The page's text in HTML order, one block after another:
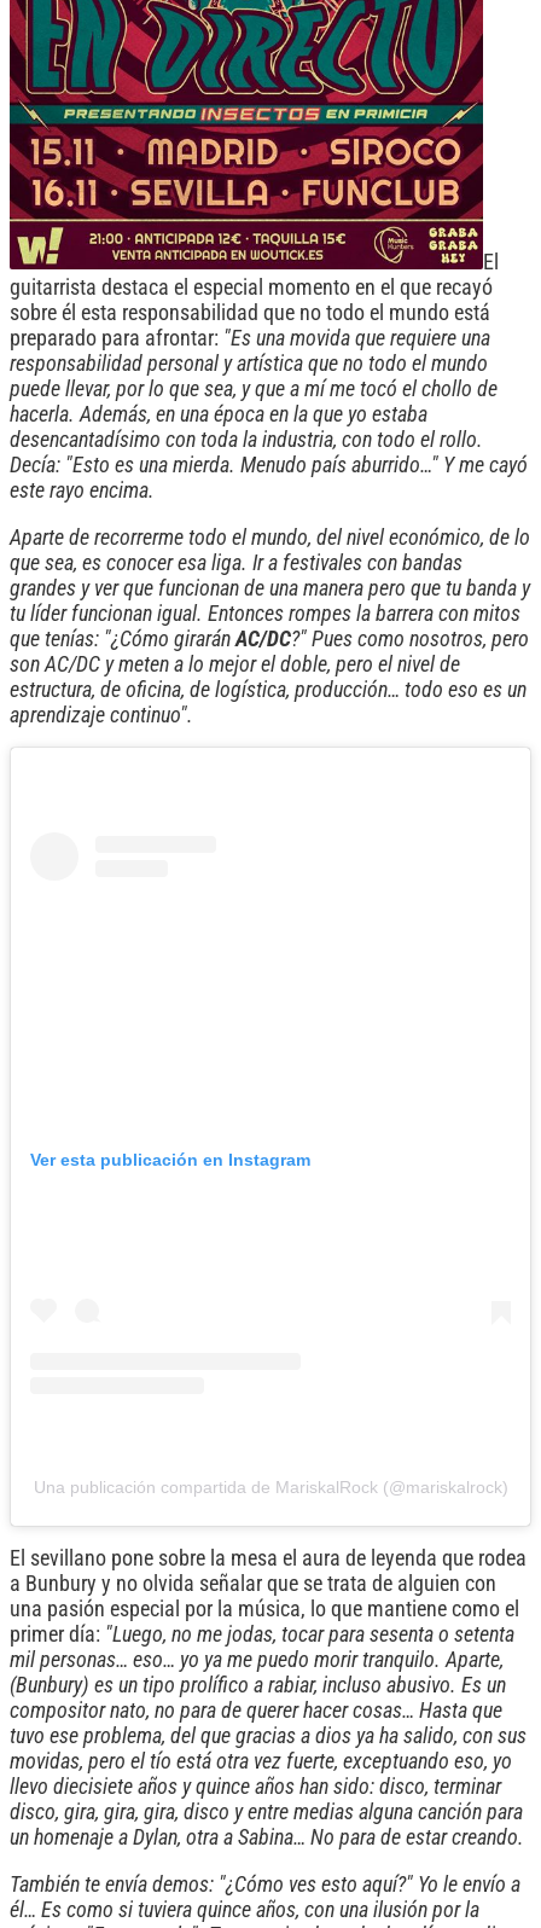
El
guitarrista destaca el especial momento en el que recayó
sobre él esta responsabilidad que no todo el mundo está
preparado para afrontar: "Es una movida que requiere una
responsabilidad personal y artística que no todo el mundo
puede llevar, por lo que sea, y que a mí me tocó el chollo de
hacerla. Además, en una época en la que yo estaba
desencantadísimo con toda la industria, con todo el rollo.
Decía: "Esto es una mierda. Menudo país aburrido…" Y me cayó
este rayo encima.
Aparte de recorrerme todo el mundo, del nivel económico, de lo
que sea, es conocer esa liga. Ir a festivales con bandas
grandes y ver que funcionan de una manera pero que tu banda y
tu líder funcionan igual. Entonces rompes la barrera con mitos
que tenías: "¿Cómo girarán AC/DC?" Pues como nosotros, pero
son AC/DC y meten a lo mejor el doble, pero el nivel de
estructura, de oficina, de logística, producción… todo eso es un
aprendizaje continuo".
Ver esta publicación en Instagram
Una publicación compartida de MariskalRock (@mariskalrock)
El sevillano pone sobre la mesa el aura de leyenda que rodea
a Bunbury y no olvida señalar que se trata de alguien con
una pasión especial por la música, lo que mantiene como el
primer día: "Luego, no me jodas, tocar para sesenta o setenta
mil personas… eso… yo ya me puedo morir tranquilo. Aparte,
(Bunbury) es un tipo prolífico a rabiar, incluso abusivo. Es un
compositor nato, no para de querer hacer cosas… Hasta que
tuvo ese problema, del que gracias a dios ya ha salido, con sus
movidas, pero el tío está otra vez fuerte, exceptuando eso, yo
llevo diecisiete años y quince años han sido: disco, terminar
disco, gira, gira, gira, disco y entre medias alguna canción para
un homenaje a Dylan, otra a Sabina… No para de estar creando.
También te envía demos: "¿Cómo ves esto aquí?" Yo le envío a
él… Es como si tuviera quince años, con una ilusión por la